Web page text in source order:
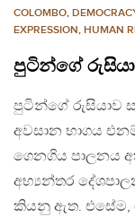
COLOMBO,
EXPRESSION, HUMAN
පුටින්ගේ
පුටින්ගේ රුසියාව
අවසාන භාගය
ගෙනගිය පාලනය
අභ්‍යන්තර
කියනු ඇත. එසේම,